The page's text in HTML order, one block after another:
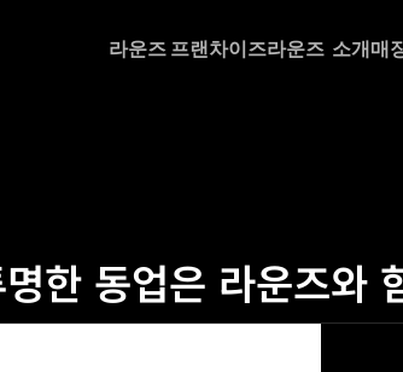
한 동업은 라운즈와
라운즈 프랜차이즈라운즈  소개매